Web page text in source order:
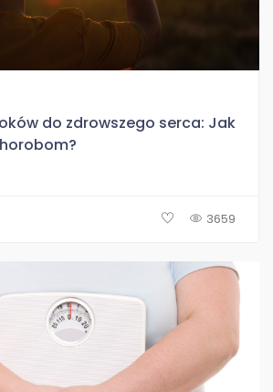
do zdrowszego serca: Jak
3659